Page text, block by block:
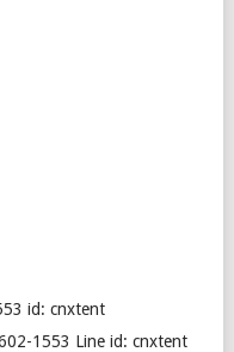
id: cnxtent
1553 Line id: cnxtent